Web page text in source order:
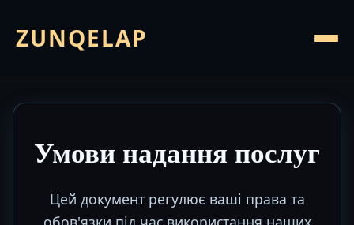
ZUNQELAP
Умови надання послуг
Цей документ регулює ваші права та